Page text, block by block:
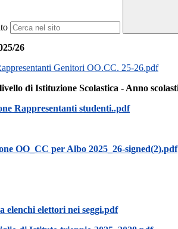
26
Genitori OO.CC. 25-26.pdf
di Istituzione Scolastica - Anno
Rappresentanti studenti..pdf
OO_CC per Albo 2025_26-signed(2).pdf
elenchi elettori nei seggi.pdf